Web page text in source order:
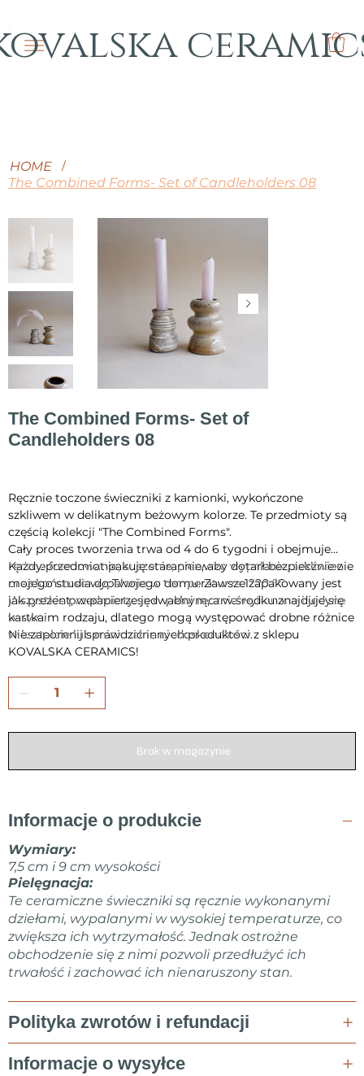
HOME /
The Combined Forms- Set of Candleholders 08
The Combined Forms- Set of
Candleholders 08
Ręcznie toczone świeczniki z kamionki, wykończone
szkliwem w delikatnym beżowym kolorze. Te przedmioty są
częścią kolekcji "The Combined Forms".
Cały proces tworzenia trwa od 4 do 6 tygodni i obejmuje
ręczne formowanie, suszenie, pierwsze wypalanie, szkliwienie
oraz końcowe wypalanie w temperaturze 1220 °C.
Wszystkie przedmioty są w pełni ręcznie wykonane i jedyne
w swoim rodzaju, dlatego mogą występować drobne różnice
w kształcie lub minimalne niedoskonałości.
Każdy przedmiot pakuję starannie, aby dotarł bezpiecznie z
mojego studia do Twojego domu. Zawsze zapakowany jest
jak prezent, w papierze jedwabnym, a w środku znajduje się
kartka.
Nie zapomnij sprawdzić innych produktów z sklepu
KOVALSKA CERAMICS!
Brak w magazynie
Informacje o produkcie
Wymiary:
7,5 cm i 9 cm wysokości
Pielęgnacja:
Te ceramiczne świeczniki są ręcznie wykonanymi
dziełami, wypalanymi w wysokiej temperaturze, co
zwiększa ich wytrzymałość. Jednak ostrożne
obchodzenie się z nimi pozwoli przedłużyć ich
trwałość i zachować ich nienaruszony stan.
Polityka zwrotów i refundacji
Informacje o wysyłce